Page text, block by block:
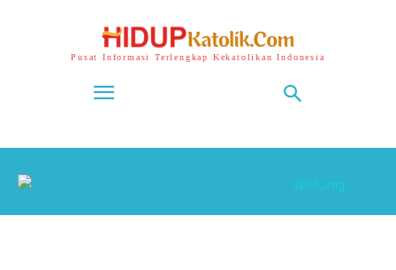
Pusat Informasi Terlengkap Kekatolikan Indonesia